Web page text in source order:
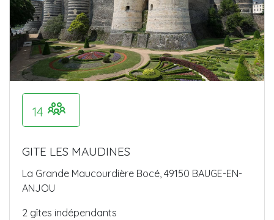
14
GITE LES MAUDINES
La Grande Maucourdière Bocé, 49150 BAUGE-EN-
ANJOU
2 gîtes indépendants